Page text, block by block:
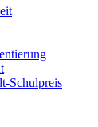
Schulpreis